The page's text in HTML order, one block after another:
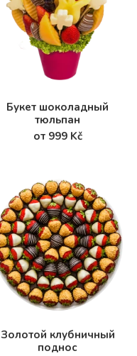
Букет шоколадный
тюльпан
от 999 Kč
Золотой клубничный
поднос